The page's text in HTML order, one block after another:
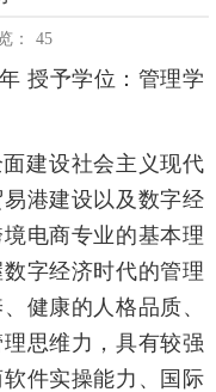
： 45
授予学位：管理学
建设社会主义现代
港建设以及数字经
电商专业的基本理
字经济时代的管理
健康的人格品质、
思维力，具有较强
件实操能力、国际